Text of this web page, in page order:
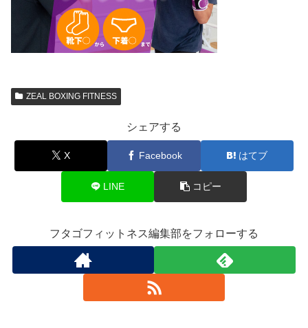
ZEAL BOXING FITNESS
シェアする
X Facebook はてブ
LINE コピー
フタゴフィットネス編集部をフォローする